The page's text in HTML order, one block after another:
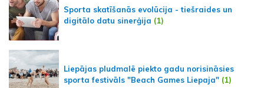
Sporta skatīšanās evolūcija - tiešraides un
digitālo datu sinerģija (1)
Liepājas pludmalē piekto gadu norisināsies
sporta festivāls "Beach Games Liepaja" (1)